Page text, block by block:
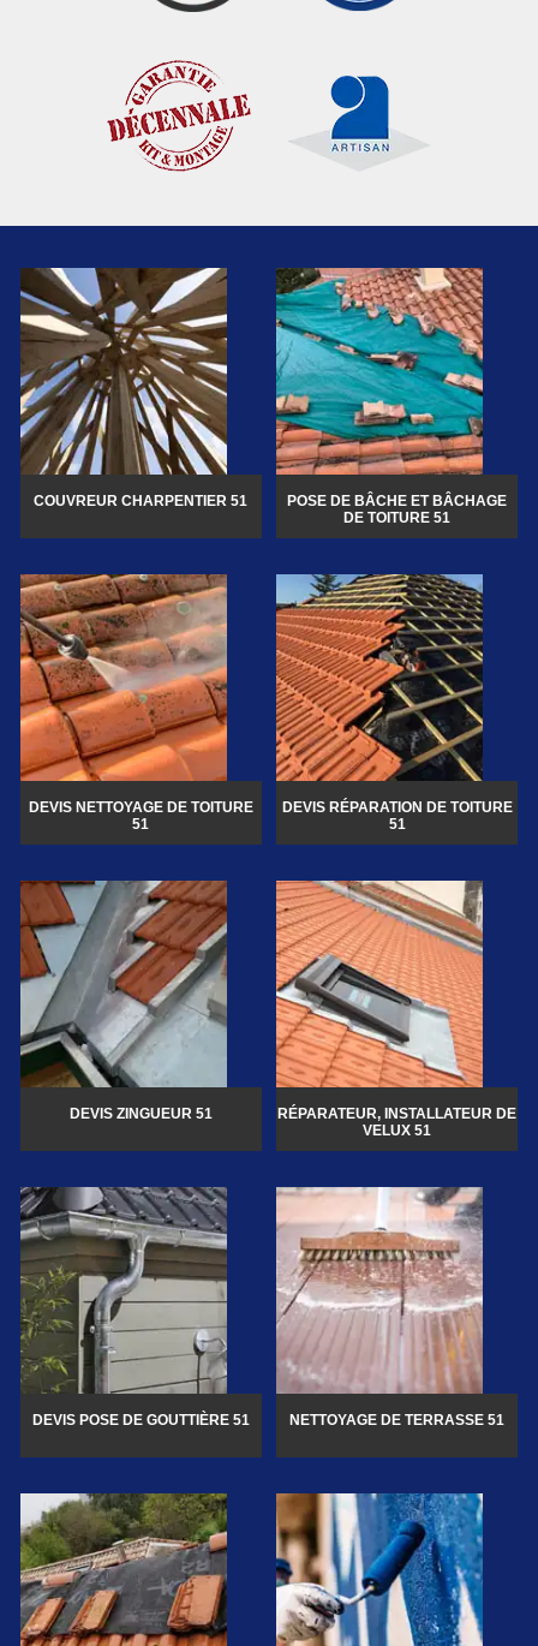
COUVREUR CHARPENTIER 51
POSE DE BÂCHE ET BÂCHAGE
DE TOITURE 51
DEVIS NETTOYAGE DE TOITURE
51
DEVIS RÉPARATION DE TOITURE
51
DEVIS ZINGUEUR 51
RÉPARATEUR, INSTALLATEUR DE
VELUX 51
DEVIS POSE DE GOUTTIÈRE 51 NETTOYAGE DE TERRASSE 51